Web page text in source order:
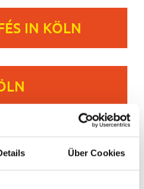
Über Cookies
IN KÖLN